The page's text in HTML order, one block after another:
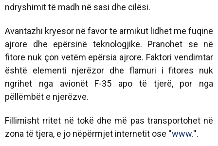
ndryshimit të madh në sasi dhe cilësi.
Avantazhi kryesor në favor të armikut lidhet me fuqinë
ajrore dhe epërsinë teknologjike. Pranohet se në
fitore nuk çon vetëm epërsia ajrore. Faktori vendimtar
është elementi njerëzor dhe flamuri i fitores nuk
ngrihet nga avionët F-35 apo të tjerë, por nga
pëllëmbët e njerëzve.
Fillimisht rritet në tokë dhe më pas transportohet në
zona të tjera, e jo nëpërmjet internetit ose ''www.''.